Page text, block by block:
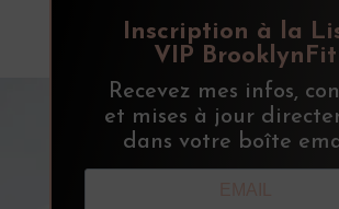
Inscription à la
VIP BrooklynFit
Recevez mes infos,
et mises à jour
dans votre boîte